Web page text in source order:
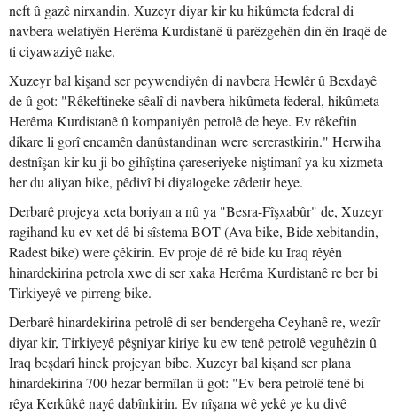
neft û gazê nirxandin. Xuzeyr diyar kir ku hikûmeta federal di
navbera welatiyên Herêma Kurdistanê û parêzgehên din ên Iraqê de
ti ciyawaziyê nake.
Xuzeyr bal kişand ser peywendiyên di navbera Hewlêr û Bexdayê
de û got: "Rêkeftineke sêalî di navbera hikûmeta federal, hikûmeta
Herêma Kurdistanê û kompaniyên petrolê de heye. Ev rêkeftin
dikare li gorî encamên danûstandinan were sererastkirin." Herwiha
destnîşan kir ku ji bo gihîştina çareseriyeke niştimanî ya ku xizmeta
her du aliyan bike, pêdivî bi diyalogeke zêdetir heye.
Derbarê projeya xeta boriyan a nû ya "Besra-Fîşxabûr" de, Xuzeyr
ragihand ku ev xet dê bi sîstema BOT (Ava bike, Bide xebitandin,
Radest bike) were çêkirin. Ev proje dê rê bide ku Iraq rêyên
hinardekirina petrola xwe di ser xaka Herêma Kurdistanê re ber bi
Tirkiyeyê ve pirreng bike.
Derbarê hinardekirina petrolê di ser bendergeha Ceyhanê re, wezîr
diyar kir, Tirkiyeyê pêşniyar kiriye ku ew tenê petrolê veguhêzin û
Iraq beşdarî hinek projeyan bibe. Xuzeyr bal kişand ser plana
hinardekirina 700 hezar bermîlan û got: "Ev bera petrolê tenê bi
rêya Kerkûkê nayê dabînkirin. Ev nîşana wê yekê ye ku divê